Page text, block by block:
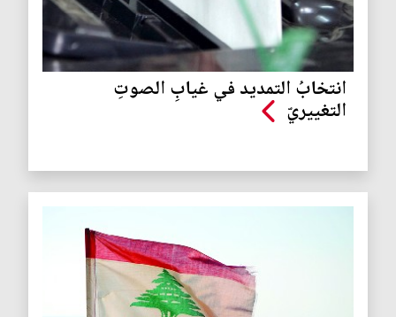
انتخابُ التمديد في غيابِ الصوتِ
التغييريّ